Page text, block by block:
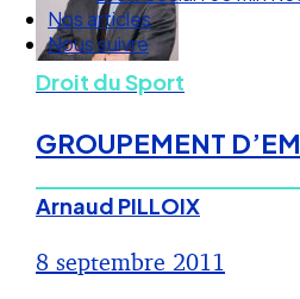
Nos articles
Nous suivre
Droit du Sport
GROUPEMENT
Arnaud PILLOIX
8 septembre 2011